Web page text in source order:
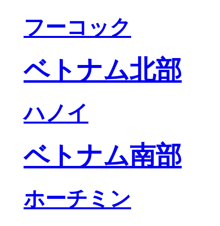
フーコック
ベトナム北部
ハノイ
ベトナム南部
ホーチミン